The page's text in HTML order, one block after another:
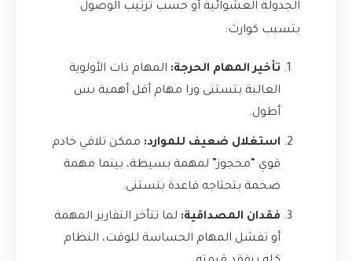
الجدولة العشوائية أو حسب ترتيب الوصول
بتسبب كوارث:
تأخير المهام الحرجة: المهام ذات الأولوية
العالية بتستنى ورا مهام أقل أهمية بس
أطول.
استغلال ضعيف للموارد: ممكن تلاقي خادم
قوي “محجوز” لمهمة بسيطة، بينما مهمة
ضخمة بتحتاجه قاعدة بتستنى.
فقدان المصداقية: لما تتأخر التقارير المهمة
أو تفشل المهام الحساسة للوقت، النظام